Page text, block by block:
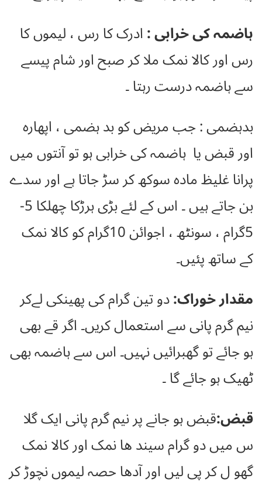
ہاضمہ کی خرابی :ادرک کا رس ، لیموں کا
رس اور کالا نمک ملا کر صبح اور شام پیسے
سے ہاضمہ درست رہتا ۔
بدہضمی : جب مریض کو بد ہضمی ، اپھارہ
اور قبض یا ہاضمہ کی خرابی ہو تو آنتوں میں
پرانا غلیظ مادہ سوکھ کر سڑ جاتا ہے اور سدے
بن جاتے ہیں ۔ اس کے لئے بڑی ہرڑکا چھلکا 5-
5گرام ، سونٹھ ، اجوائن 10گرام کو کالا نمک
کے ساتھ پئیں۔
مقدار خوراک:دو تین گرام کی پھینکی لےکر
نیم گرم پانی سے استعمال کریں۔ اگر قے بھی
ہو جائے تو گھبرائیں نہیں۔ اس سے ہاضمہ بھی
ٹھیک ہو جائے گا ۔
قبض:قبض ہو جانے پر نیم گرم پانی ایک گلا
س میں دو گرام سیند ھا نمک اور کالا نمک
گھو ل کر پی لیں اور آدھا حصہ لیموں نچوڑ کر